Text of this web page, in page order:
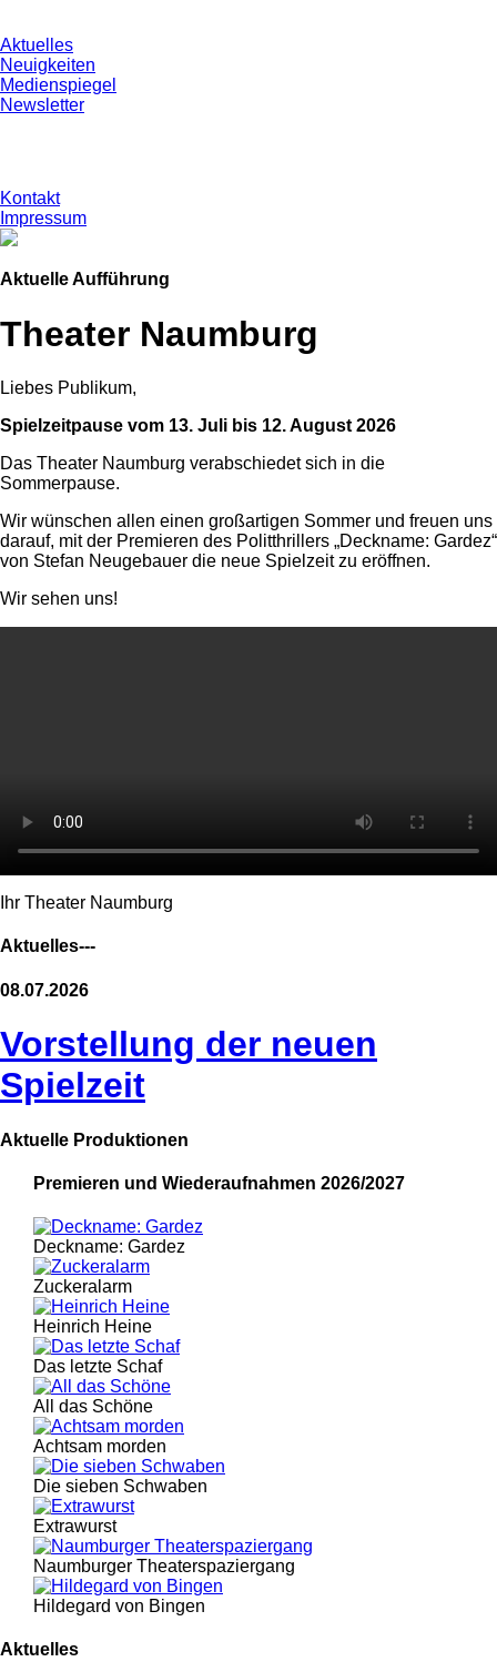
Aktuelles
Neuigkeiten
Medienspiegel
Newsletter
Kontakt
Impressum
Aktuelle Aufführung
Theater Naumburg
Liebes Publikum,
Spielzeitpause vom 13. Juli bis 12. August 2026
Das Theater Naumburg verabschiedet sich in die
Sommerpause.
Wir wünschen allen einen großartigen Sommer und freuen uns
darauf, mit der Premieren des Politthrillers „Deckname: Gardez“
von Stefan Neugebauer die neue Spielzeit zu eröffnen.
Wir sehen uns!
Ihr Theater Naumburg
Aktuelles---
08.07.2026
Vorstellung der neuen
Spielzeit
Aktuelle Produktionen
Premieren und Wiederaufnahmen 2026/2027
Deckname: Gardez
Zuckeralarm
Heinrich Heine
Das letzte Schaf
All das Schöne
Achtsam morden
Die sieben Schwaben
Extrawurst
Naumburger Theaterspaziergang
Hildegard von Bingen
Aktuelles